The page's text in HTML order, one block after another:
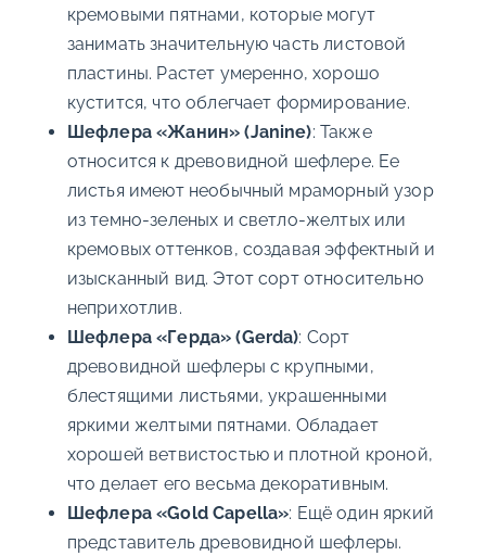
кремовыми пятнами, которые могут
занимать значительную часть листовой
пластины. Растет умеренно, хорошо
кустится, что облегчает формирование.
Шефлера «Жанин» (Janine): Также
относится к древовидной шефлере. Ее
листья имеют необычный мраморный узор
из темно-зеленых и светло-желтых или
кремовых оттенков, создавая эффектный и
изысканный вид. Этот сорт относительно
неприхотлив.
Шефлера «Герда» (Gerda): Сорт
древовидной шефлеры с крупными,
блестящими листьями, украшенными
яркими желтыми пятнами. Обладает
хорошей ветвистостью и плотной кроной,
что делает его весьма декоративным.
Шефлера «Gold Capella»: Ещё один яркий
представитель древовидной шефлеры.